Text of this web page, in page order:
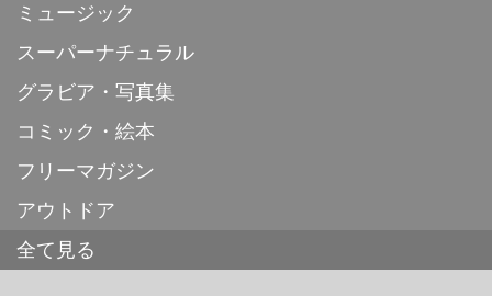
ミュージック
スーパーナチュラル
グラビア・写真集
コミック・絵本
フリーマガジン
アウトドア
全て見る